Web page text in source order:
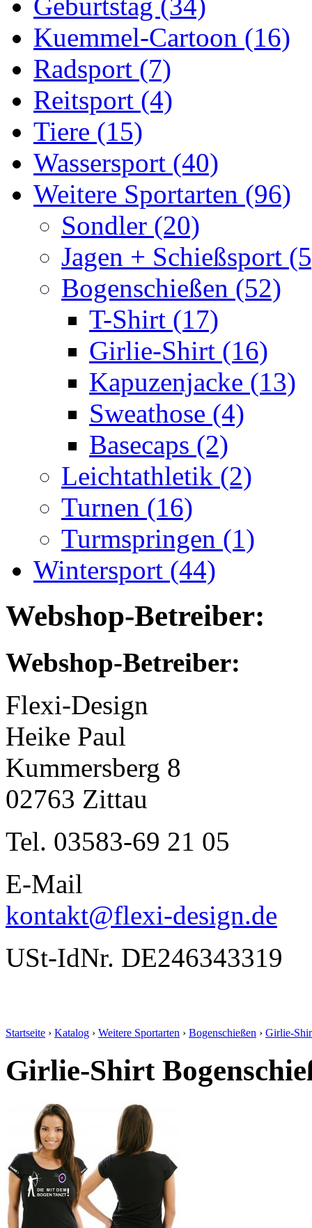
Kuemmel-Cartoon (16)
Radsport (7)
Reitsport (4)
Tiere (15)
Wassersport (40)
Weitere Sportarten (96)
Sondler (20)
Jagen + Schießsport
Bogenschießen (52)
T-Shirt (17)
Girlie-Shirt (16)
Kapuzenjacke (13)
Sweathose (4)
Basecaps (2)
Leichtathletik (2)
Turnen (16)
Turmspringen (1)
Wintersport (44)
Webshop-Betreiber:
Webshop-Betreiber:
Flexi-Design
Heike Paul
Kummersberg 8
02763 Zittau
Tel. 03583-69 21 05
E-Mail
kontakt@flexi-design.de
USt-IdNr. DE246343319
Startseite › Katalog › Weitere Sportarten › Bogenschießen › Girlie-
Girlie-Shirt